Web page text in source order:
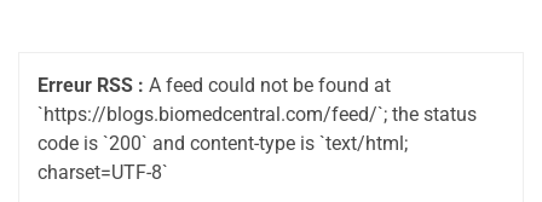
Erreur RSS : A feed could not be found at
`https://blogs.biomedcentral.com/feed/`; the status
code is `200` and content-type is `text/html;
charset=UTF-8`